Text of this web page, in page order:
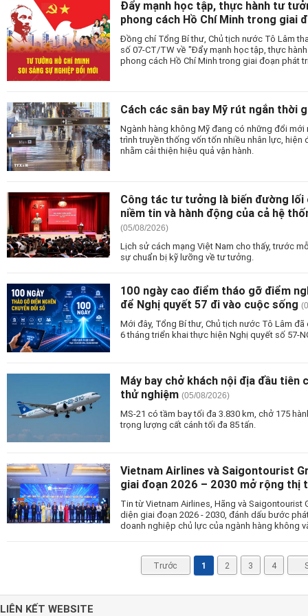
Đẩy mạnh học tập, thực hành tư
phong cách Hồ Chí Minh trong giai
Đồng chí Tổng Bí thư, Chủ tịch nước Tô Lâm
số 07-CT/TW về "Đẩy mạnh học tập, thực
phong cách Hồ Chí Minh trong giai đoạn phát
Cách các sân bay Mỹ rút ngắn thời
Ngành hàng không Mỹ đang có những đổi
trình truyền thống vốn tốn nhiều nhân lực, hiện
nhằm cải thiện hiệu quả vận hành.
Công tác tư tưởng là biến đường
niềm tin và hành động của cả hệ
(05/08/2026)
Lịch sử cách mạng Việt Nam cho thấy, trước
sự chuẩn bị kỹ lưỡng về tư tưởng.
100 ngày cao điểm tháo gỡ điểm
để Nghị quyết 57 đi vào cuộc sống
Mới đây, Tổng Bí thư, Chủ tịch nước Tô Lâm
6 tháng triển khai thực hiện Nghị quyết số 57-
Máy bay chở khách nội địa đầu tiên
thử nghiệm (05/08/2026)
MS-21 có tầm bay tối đa 3.830 km, chở 175
trọng lượng cất cánh tối đa 85 tấn.
Vietnam Airlines và Saigontourist
giai đoạn 2026 – 2030 mở rộng thị
Tin từ Vietnam Airlines, Hãng và Saigontourist
diện giai đoạn 2026 - 2030, đánh dấu bước
doanh nghiệp chủ lực của ngành hàng không
Trước 1 2 3 4
LIÊN KẾT WEBSITE